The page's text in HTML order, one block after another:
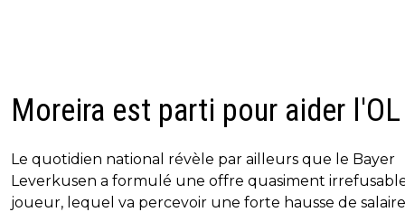
Moreira est parti pour aider l'OL
Le quotidien national révèle par ailleurs que le Bayer
Leverkusen a formulé une offre quasiment
joueur, lequel va percevoir une forte hausse de